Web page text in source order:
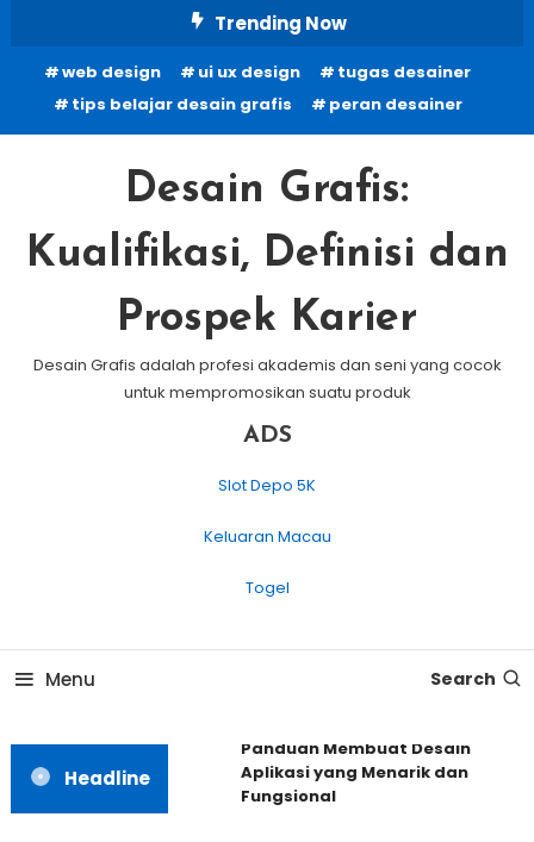
Content
Trending Now
web design ui ux design
tugas desainer
tips belajar desain grafis
peran desainer
Desain Grafis:
Kualifikasi, Definisi dan
Prospek Karier
Desain Grafis adalah profesi akademis dan seni yang cocok
untuk mempromosikan suatu produk
ADS
Slot Depo 5K
Keluaran Macau
Togel
Menu Search
Headline
Panduan Membuat Desain
Aplikasi yang Menarik dan
Fungsional